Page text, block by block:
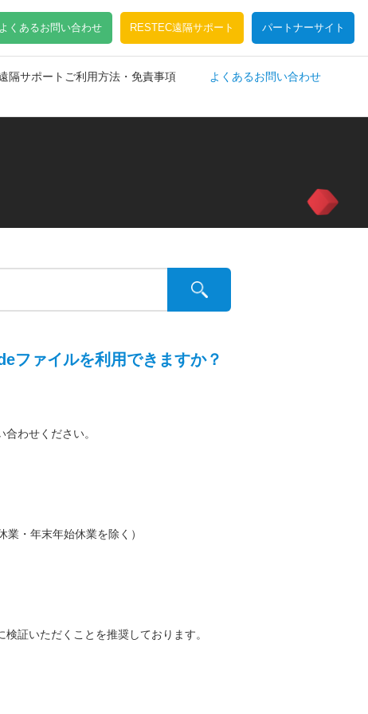
よくあるお問い合わせ RESTEC遠隔サポート パートナーサイト
隔サポートご利用方法・免責事項
よくあるお問い合わせ
ァイルを利用できますか？
わせください。
・年末年始休業を除く）
証いただくことを推奨しております。